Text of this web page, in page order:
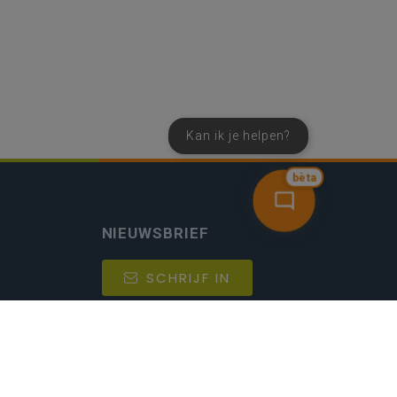
bèta
Kan ik je helpen?
NIEUWSBRIEF
SCHRIJF IN